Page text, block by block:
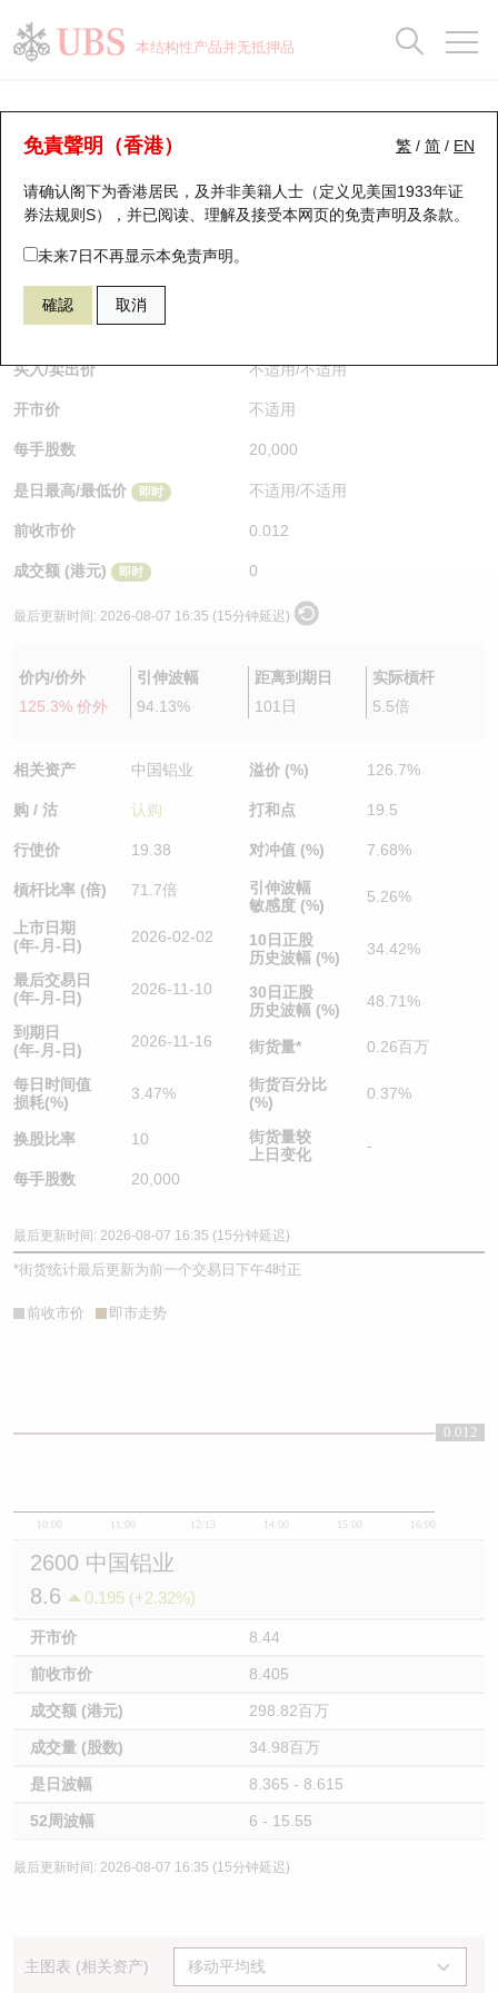
本结构性产品并无抵押品
繁 / 简 / EN
免責聲明（香港）
请确认阁下为香港居民，及并非美籍人士（定义见美国1933年证
券法规则S），并已阅读、理解及接受本网页的免责声明及条款。
未来7日不再显示本免责声明。
確認 取消
认股证分析仪
表现 街货统计 比较
25274 瑞银认购 2600 中国铝业
$0.012 即时
买入/卖出价 不适用/不适用
开市价 不适用
每手股数 20,000
是日最高/最低价 即时 不适用/不适用
前收市价 0.012
成交额 (港元) 即时 0
最后更新时间: 2026-08-07 16:35 (15分钟延迟)
价内/价外
125.3% 价外
引伸波幅
94.13%
距离到期日
101日
实际槓杆
5.5倍
相关资产 中国铝业
购 / 沽 认购
行使价 19.38
槓杆比率 (倍) 71.7倍
上市日期
(年-月-日)
2026-02-02
最后交易日
(年-月-日)
2026-11-10
到期日
(年-月-日)
2026-11-16
每日时间值
损耗(%)
3.47%
换股比率 10
每手股数 20,000
溢价 (%) 126.7%
打和点 19.5
对冲值 (%) 7.68%
引伸波幅
敏感度 (%)
5.26%
10日正股
历史波幅 (%)
34.42%
30日正股
历史波幅 (%)
48.71%
街货量* 0.26百万
街货百分比
(%)
0.37%
街货量较
上日变化
-
最后更新时间: 2026-08-07 16:35 (15分钟延迟)
*街货统计最后更新为前一个交易日下午4时正
前收市价 即市走势
10:00 11:00 12/13 14:00 15:00 16:00
0.012
0.012
2600 中国铝业
8.6
0.195 (+2.32%)
开市价 8.44
前收市价 8.405
成交额 (港元) 298.82百万
成交量 (股数) 34.98百万
是日波幅 8.365 - 8.615
52周波幅 6 - 15.55
最后更新时间: 2026-08-07 16:35 (15分钟延迟)
主图表 (相关资产)
瑞银认股证一览
新发行瑞银认股证
即将到期认股证
认股证到期结算价查找
认股证分析仪
认股证速算机
认股证/牛熊证日志
认股证文件及公告
街货统计
比较
牛熊全景快搜
牛熊证搜寻
牛熊证街货分布图
正股牛熊证列表
新发行瑞银牛熊证
已收回牛熊证剩余价值
牛熊证到期结算价查找
牛熊证分析仪
街货统计
比较
十大升幅/跌幅
十大认股证成交分布
十天股证占大市成交
资金流
街货统计
三十大平均引伸波幅
正股分析仪
二十大活跃股份
恒指成份股
国指成份股
科指成份股
相关资产沽空
中资ETFs溢价比较
AH 股价对照
持股比重
显示所有持股比重
每月轮证大市专题
轮证专栏
讲座及教育短片
认股证投资者教育
牛熊证投资者教育
认股证牛熊证常问问题